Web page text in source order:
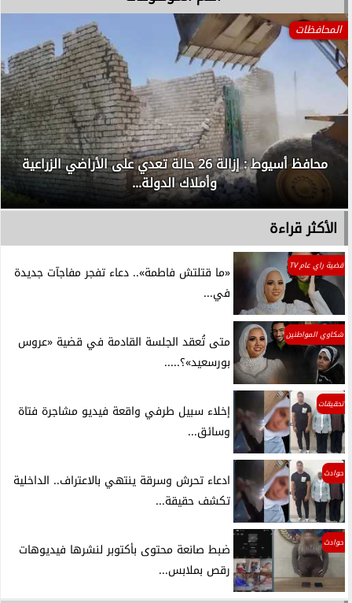
المحافظات
محافظ أسيوط : إزالة 26 حالة تعدي على الأراضي الزراعية
وأملاك الدولة...
الأكثر قراءة
قضية راي عام TV
«ما قتلتش فاطمة».. دعاء تفجر مفاجآت جديدة
في...
شكاوي المواطنين
متى تُعقد الجلسة القادمة في قضية «عروس
بورسعيد»؟.....
تحقيقات
إخلاء سبيل طرفي واقعة فيديو مشاجرة فتاة
وسائق...
حوادث
ادعاء تحرش وسرقة ينتهي بالاعتراف.. الداخلية
تكشف حقيقة...
حوادث
ضبط صانعة محتوى بأكتوبر لنشرها فيديوهات
رقص بملابس...